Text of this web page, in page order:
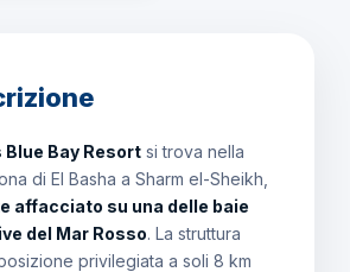
Blue Bay Resort si trova nella
di El Basha a Sharm el-Sheikh,
affacciato su una delle baie
del Mar Rosso. La struttura
privilegiata a soli 8 km